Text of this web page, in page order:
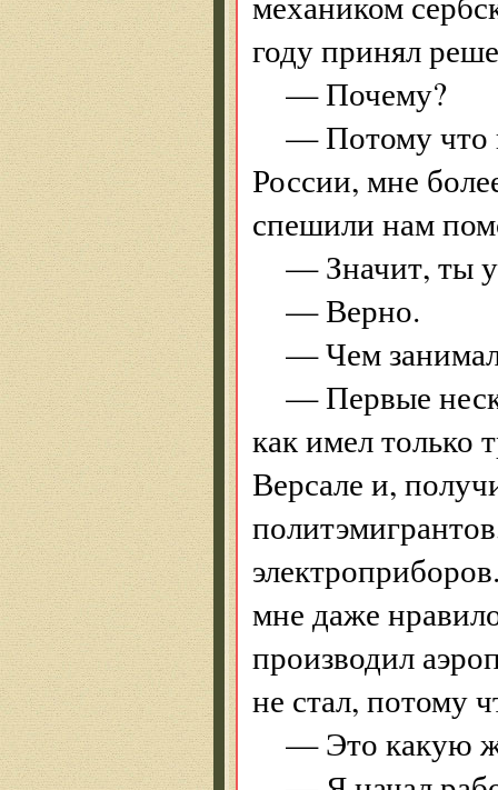
году принял
— Почему?
— Потому что
России, мне
спешили нам
— Значит, ты
— Верно.
— Чем
— Первые
как имел только
Версале и,
мне даже
производил
не стал, потому
— Это какую